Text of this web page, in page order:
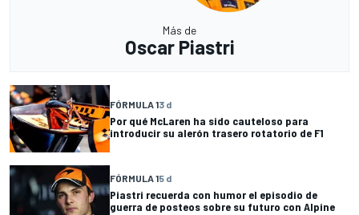
Más de
Oscar Piastri
FÓRMULA 13 d
Por qué McLaren ha sido cauteloso para
introducir su alerón trasero rotatorio de F1
FÓRMULA 15 d
Piastri recuerda con humor el episodio de
guerra de posteos sobre su futuro con Alpine